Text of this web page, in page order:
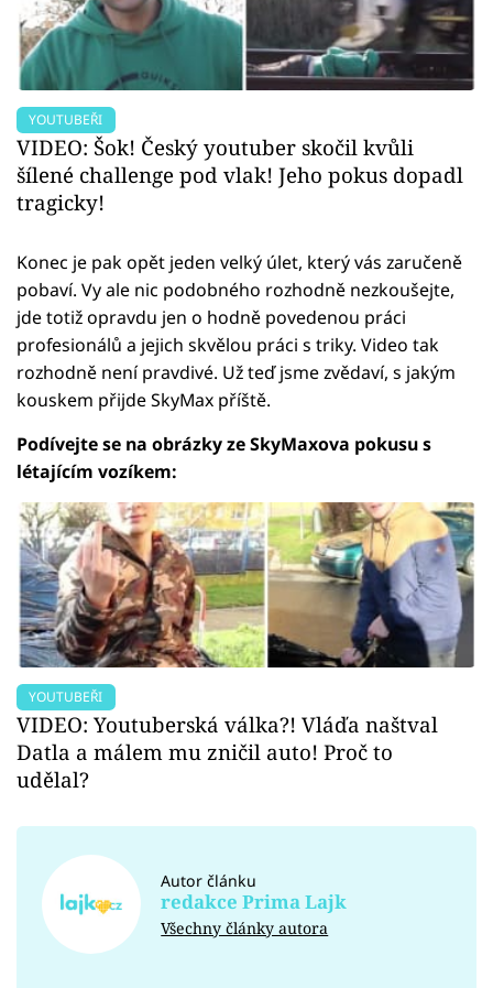
YOUTUBEŘI
VIDEO: Šok! Český youtuber skočil kvůli
šílené challenge pod vlak! Jeho pokus dopadl
tragicky!
Konec je pak opět jeden velký úlet, který vás zaručeně
pobaví. Vy ale nic podobného rozhodně nezkoušejte,
jde totiž opravdu jen o hodně povedenou práci
profesionálů a jejich skvělou práci s triky. Video tak
rozhodně není pravdivé. Už teď jsme zvědaví, s jakým
kouskem přijde SkyMax příště.
Podívejte se na obrázky ze SkyMaxova pokusu s
létajícím vozíkem:
YOUTUBEŘI
VIDEO: Youtuberská válka?! Vláďa naštval
Datla a málem mu zničil auto! Proč to
udělal?
Autor článku
redakce Prima Lajk
Všechny články autora